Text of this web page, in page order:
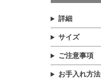
詳細
サイズ
ご注意事項
お手入れ方法